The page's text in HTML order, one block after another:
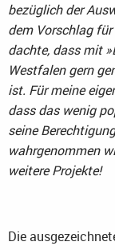
bezüglich der
dem Vorschlag
dachte, dass mit
Westfalen gern
ist. Für meine
dass das wenig
seine
wahrgenommen
weitere Projekte!
Die